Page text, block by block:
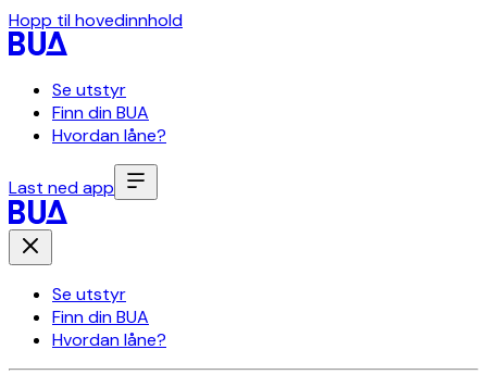
Hopp til hovedinnhold
Se utstyr
Finn din BUA
Hvordan låne?
Last ned app
Se utstyr
Finn din BUA
Hvordan låne?